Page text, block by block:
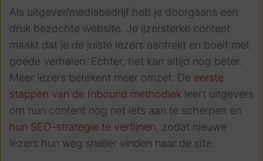
Als uitgever/mediabedrijf heb je doorgaans een
druk bezochte website. Je ijzersterke content
maakt dat je de juiste lezers aantrekt en boeit met
goede verhalen. Echter, het kan altijd nog beter.
Meer lezers betekent meer omzet. De eerste
stappen van de Inbound methodiek leert uitgevers
om hun content nog net iets aan te scherpen en
hun SEO-strategie te verfijnen, zodat nieuwe
lezers hun weg sneller vinden naar de site.